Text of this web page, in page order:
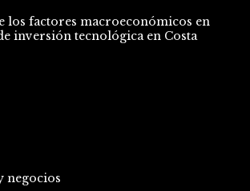
los factores macroeconómicos en
inversión tecnológica en Costa
negocios